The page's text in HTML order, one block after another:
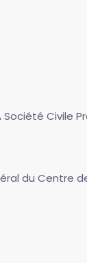
Société Civile
du Centre